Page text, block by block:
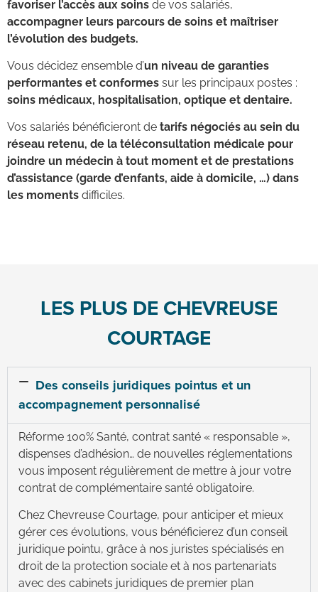
favoriser l’accès aux soins de vos salariés,
accompagner leurs parcours de soins et maîtriser
l’évolution des budgets.
Vous décidez ensemble d’un niveau de garanties
performantes et conformes sur les principaux postes :
soins médicaux, hospitalisation, optique et dentaire.
Vos salariés bénéficieront de tarifs négociés au sein du
réseau retenu, de la téléconsultation médicale pour
joindre un médecin à tout moment et de prestations
d’assistance (garde d’enfants, aide à domicile, …) dans
les moments difficiles.
LES PLUS DE CHEVREUSE
COURTAGE
Des conseils juridiques pointus et un
accompagnement personnalisé
Réforme 100% Santé, contrat santé « responsable »,
dispenses d’adhésion… de nouvelles réglementations
vous imposent régulièrement de mettre à jour votre
contrat de complémentaire santé obligatoire.
Chez Chevreuse Courtage, pour anticiper et mieux
gérer ces évolutions, vous bénéficierez d’un conseil
juridique pointu, grâce à nos juristes spécialisés en
droit de la protection sociale et à nos partenariats
avec des cabinets juridiques de premier plan